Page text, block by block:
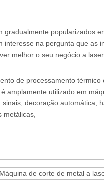
gradualmente popularizados
interesse na pergunta que as
melhor o seu negócio a
de processamento
amplamente utilizado em
decoração automática,
metálicas,
Máquina de corte de metal a